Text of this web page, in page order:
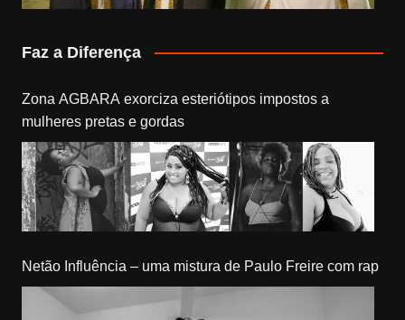
Faz a Diferença
Zona AGBARA exorciza esteriótipos impostos a
mulheres pretas e gordas
Netão Influência – uma mistura de Paulo Freire com rap